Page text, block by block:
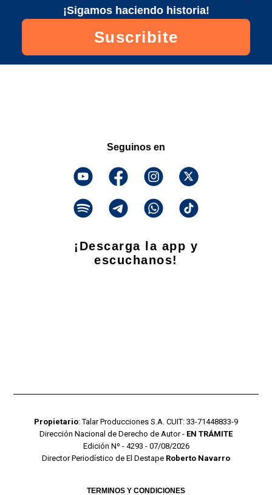
¡Sigamos haciendo historia!
Suscribite
Seguinos en
¡Descarga la app y
escuchanos!
Propietario: Talar Producciones S.A. CUIT: 33-71448833-9
Dirección Nacional de Derecho de Autor - EN TRÁMITE
Edición Nº - 4293 - 07/08/2026
Director Periodístico de El Destape Roberto Navarro
TERMINOS Y CONDICIONES